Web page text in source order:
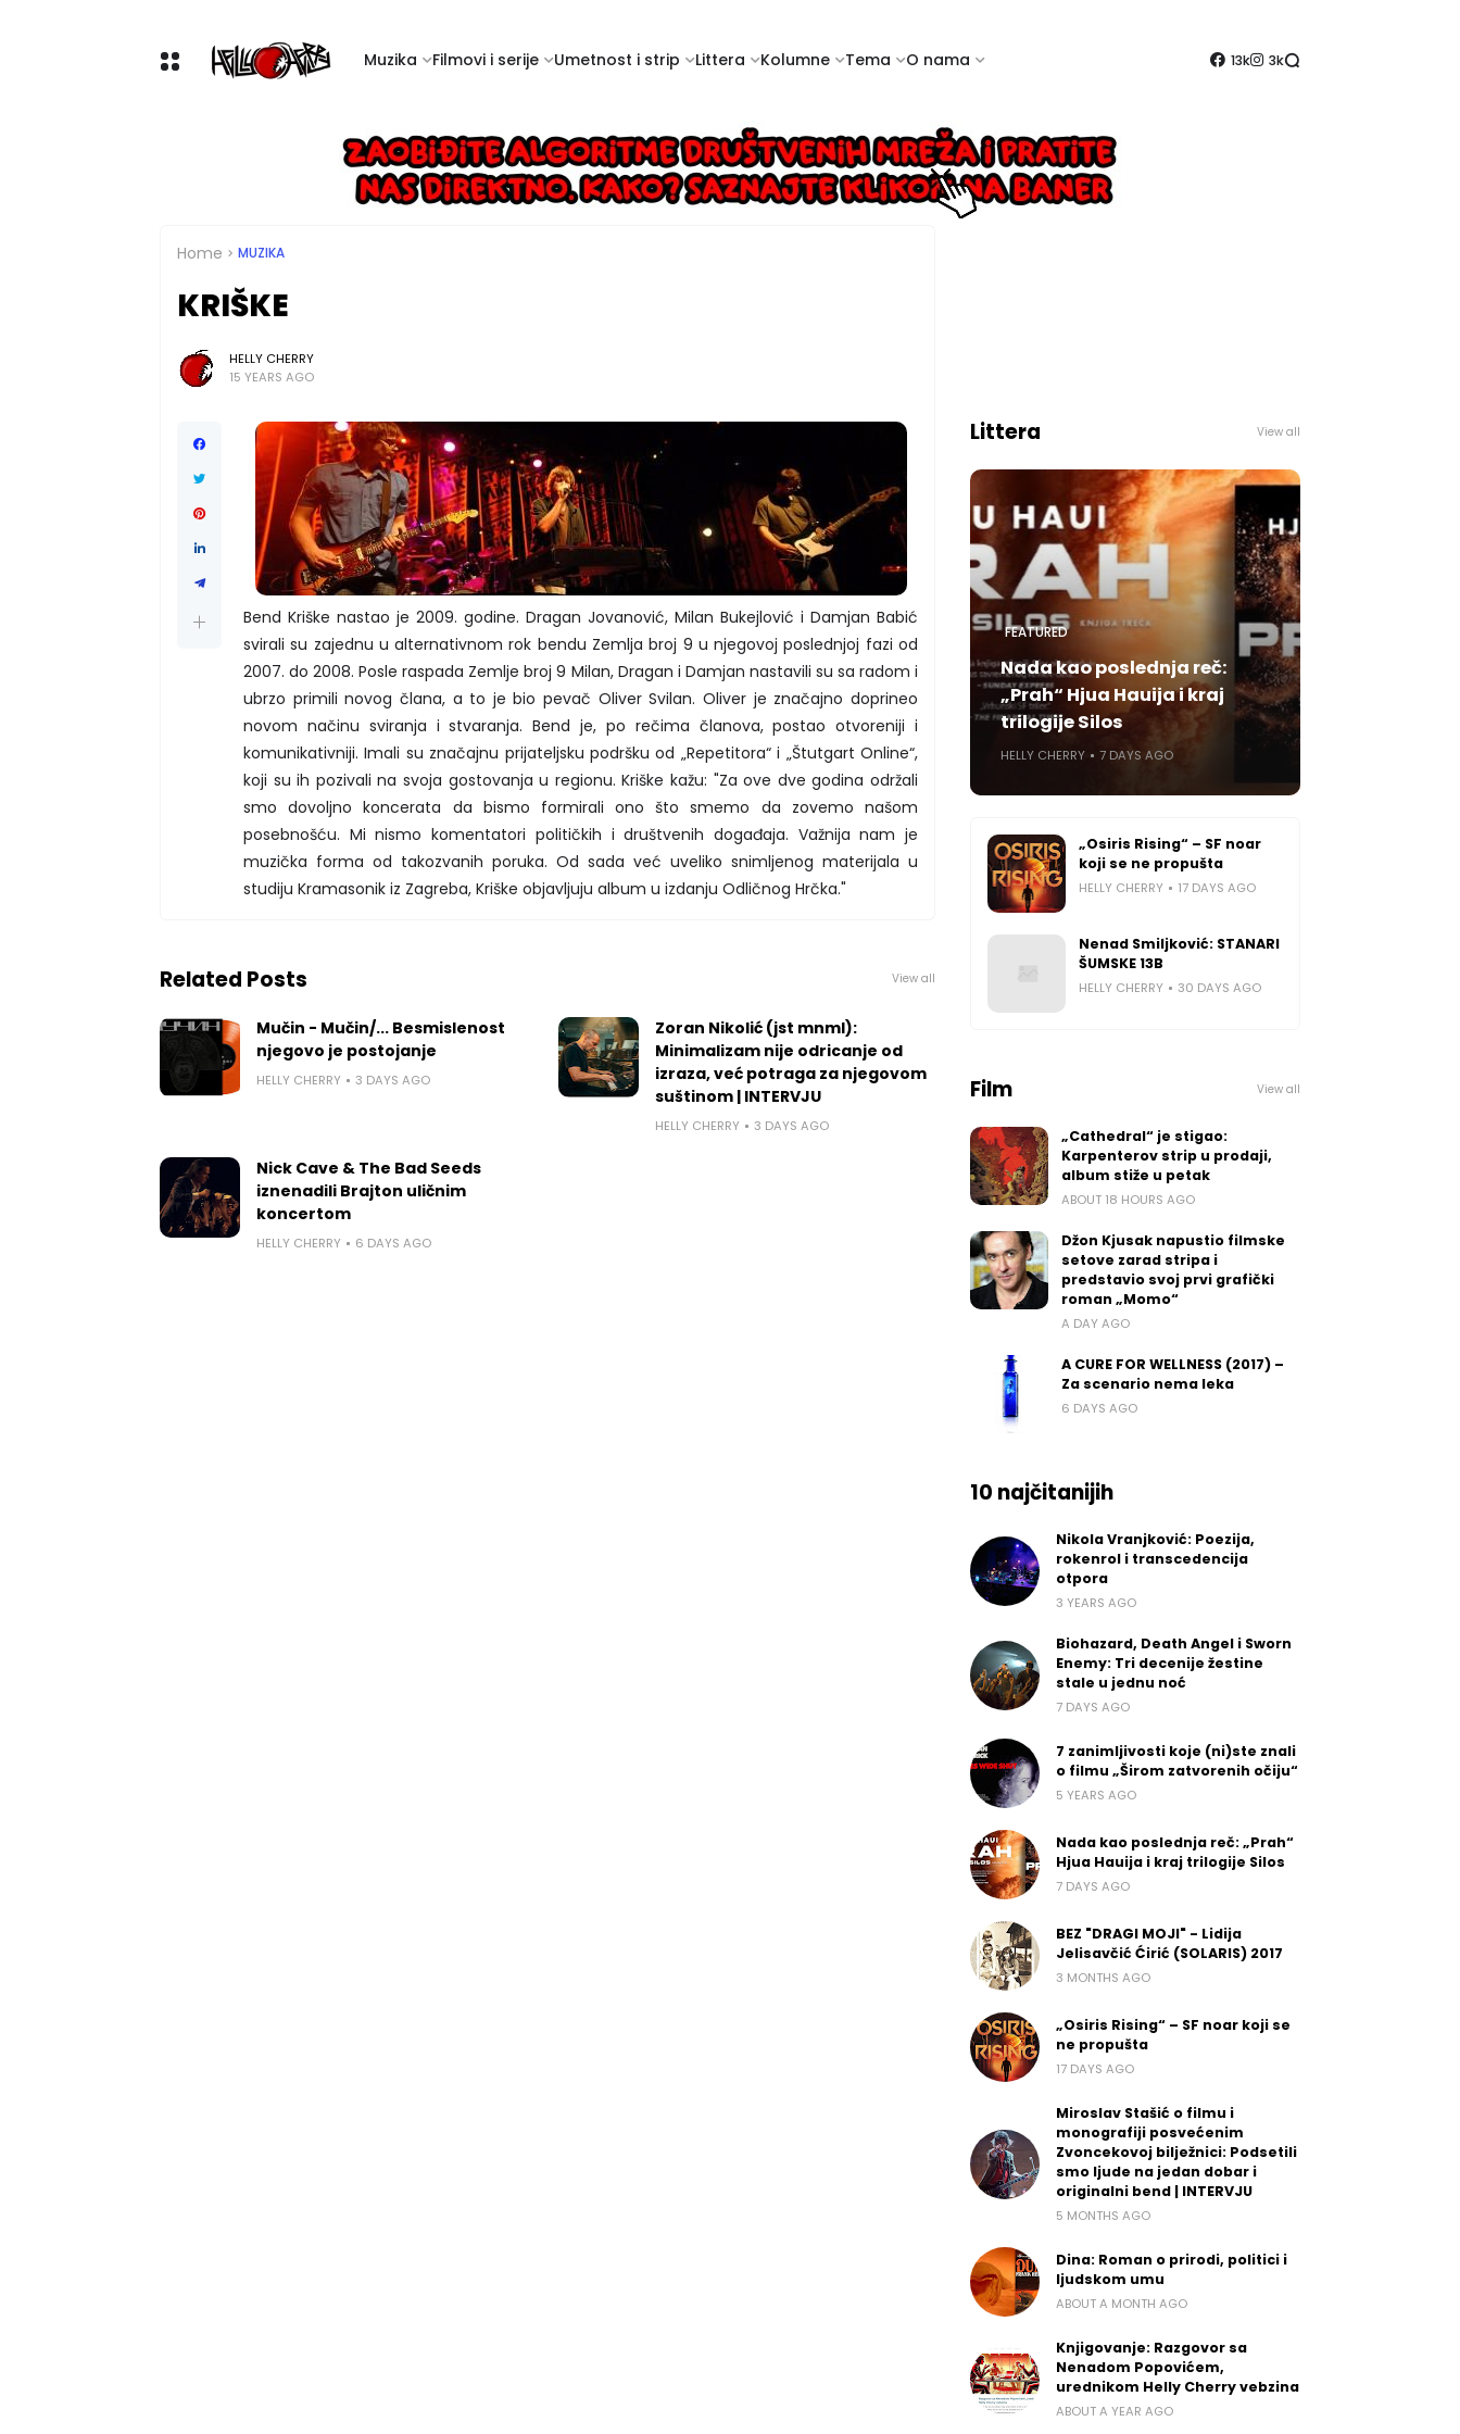
Muzika Filmovi i serije Umetnost i strip Littera Kolumne Tema O nama 13k 3k
Home MUZIKA
KRIŠKE
HELLY CHERRY
15 YEARS AGO
Bend Kriške nastao je 2009. godine. Dragan Jovanović, Milan Bukejlović i Damjan Babić
svirali su zajednu u alternativnom rok bendu Zemlja broj 9 u njegovoj poslednjoj fazi od
2007. do 2008. Posle raspada Zemlje broj 9 Milan, Dragan i Damjan nastavili su sa radom i
ubrzo primili novog člana, a to je bio pevač Oliver Svilan. Oliver je značajno doprineo
novom načinu sviranja i stvaranja. Bend je, po rečima članova, postao otvoreniji i
komunikativniji. Imali su značajnu prijateljsku podršku od „Repetitora“ i „Štutgart Online“,
koji su ih pozivali na svoja gostovanja u regionu. Kriške kažu: "Za ove dve godina održali
smo dovoljno koncerata da bismo formirali ono što smemo da zovemo našom
posebnošću. Mi nismo komentatori političkih i društvenih događaja. Važnija nam je
muzička forma od takozvanih poruka. Od sada već uveliko snimljenog materijala u
studiju Kramasonik iz Zagreba, Kriške objavljuju album u izdanju Odličnog Hrčka."
Related Posts View all
Mučin - Mučin/... Besmislenost
njegovo je postojanje
HELLY CHERRY 3 DAYS AGO
Zoran Nikolić (jst mnml):
Minimalizam nije odricanje od
izraza, već potraga za njegovom
suštinom | INTERVJU
HELLY CHERRY 3 DAYS AGO
Nick Cave & The Bad Seeds
iznenadili Brajton uličnim
koncertom
HELLY CHERRY 6 DAYS AGO
Littera View all
FEATURED
Nada kao poslednja reč:
„Prah“ Hjua Hauija i kraj
trilogije Silos
HELLY CHERRY 7 DAYS AGO
„Osiris Rising“ – SF noar
koji se ne propušta
HELLY CHERRY 17 DAYS AGO
Nenad Smiljković: STANARI
ŠUMSKE 13B
HELLY CHERRY 30 DAYS AGO
Film View all
„Cathedral“ je stigao:
Karpenterov strip u prodaji,
album stiže u petak
ABOUT 18 HOURS AGO
Džon Kjusak napustio filmske
setove zarad stripa i
predstavio svoj prvi grafički
roman „Momo“
A DAY AGO
A CURE FOR WELLNESS (2017) –
Za scenario nema leka
6 DAYS AGO
10 najčitanijih
Nikola Vranjković: Poezija,
rokenrol i transcedencija
otpora
3 YEARS AGO
Biohazard, Death Angel i Sworn
Enemy: Tri decenije žestine
stale u jednu noć
7 DAYS AGO
7 zanimljivosti koje (ni)ste znali
o filmu „Širom zatvorenih očiju“
5 YEARS AGO
Nada kao poslednja reč: „Prah“
Hjua Hauija i kraj trilogije Silos
7 DAYS AGO
BEZ "DRAGI MOJI" - Lidija
Jelisavčić Ćirić (SOLARIS) 2017
3 MONTHS AGO
„Osiris Rising“ – SF noar koji se
ne propušta
17 DAYS AGO
Miroslav Stašić o filmu i
monografiji posvećenim
Zvoncekovoj bilježnici: Podsetili
smo ljude na jedan dobar i
originalni bend | INTERVJU
5 MONTHS AGO
Dina: Roman o prirodi, politici i
ljudskom umu
ABOUT A MONTH AGO
Knjigovanje: Razgovor sa
Nenadom Popovićem,
urednikom Helly Cherry vebzina
ABOUT A YEAR AGO